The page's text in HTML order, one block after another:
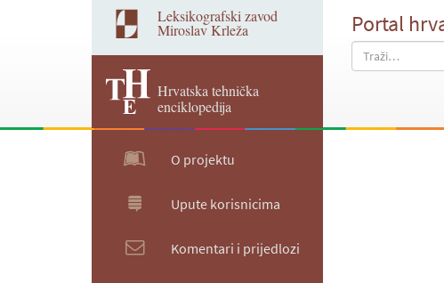
Leksikografski zavod
Miroslav Krleža
Hrvatska tehnička
enciklopedija
Portal
O projektu
Upute korisnicima
Komentari i prijedlozi